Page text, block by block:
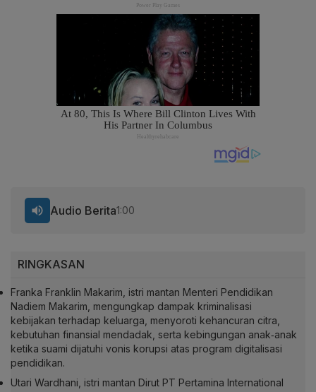
RINGKASAN
Franka Franklin Makarim, istri mantan Menteri Pendidikan
Nadiem Makarim, mengungkap dampak kriminalisasi
kebijakan terhadap keluarga, menyoroti kehancuran citra,
kebutuhan finansial mendadak, serta kebingungan anak‑anak
ketika suami dijatuhi vonis korupsi atas program digitalisasi
pendidikan.
Utari Wardhani, istri mantan Dirut PT Pertamina International
Audio Berita1:00